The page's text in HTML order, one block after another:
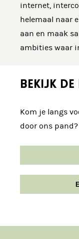
internet,
helemaal naar
aan en maak
ambities waar
BEKIJK
Kom je langs
door ons pand?